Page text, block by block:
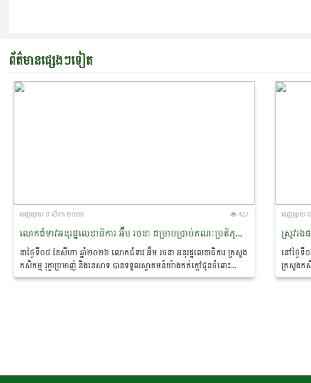
ព័ត៌មានផ្សេងៗទៀត
ចេញ​ផ្សាយ​ ៨ សីហា ២០២៦ 427
លោកជំទាវអនុរដ្ឋលេខាធិការ អ៊ឹម រចនា ជម្រាបប្រាប់គណៈប្រតិភូនាវាសន្តិភាពមេគង្គ-ឡានឆាង ថា៖ «សន្តិភាព ជាគ្រឹះដ៏សំខាន់នៃការអភិរក្សសត្វផ្សោតនៅកម្ពុជា»
នាថ្ងៃទី០៨ ខែសីហា ឆ្នាំ២០២៦ លោកជំទាវ អ៊ឹម រចនា អនុរដ្ឋលេខាធិការ ក្រសួង
កសិកម្ម រុក្ខាប្រមាញ់ និងនេសាទ បានទទួលស្វាគមន៍យ៉ាងកក់ក្តៅជូនចំពោះ
គណៈប្រតិភូ នៃ «គម្រោងនាវាសន្តិភាពមេគង្គ-ឡានឆាង...
ចេញ​ផ្សាយ​
នៅថ្ងៃទី
ក្រសួងកសិ
វិសាល ព្រ